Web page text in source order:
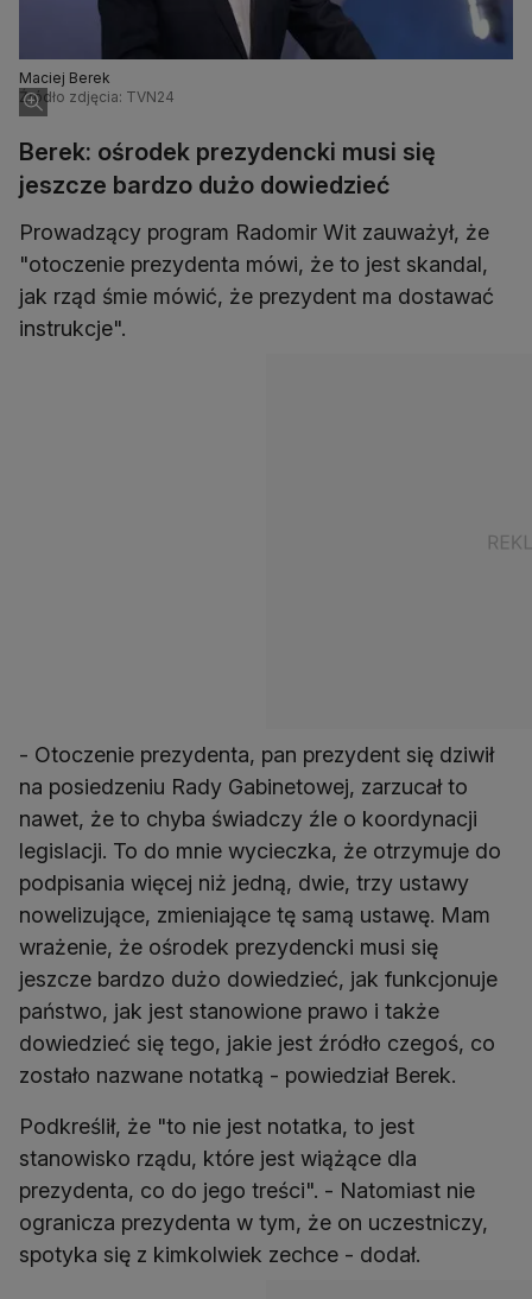
Maciej Berek
Źródło zdjęcia: TVN24
Berek: ośrodek prezydencki musi się
jeszcze bardzo dużo dowiedzieć
Prowadzący program Radomir Wit zauważył, że
"otoczenie prezydenta mówi, że to jest skandal,
jak rząd śmie mówić, że prezydent ma dostawać
instrukcje".
- Otoczenie prezydenta, pan prezydent się dziwił
na posiedzeniu Rady Gabinetowej, zarzucał to
nawet, że to chyba świadczy źle o koordynacji
legislacji. To do mnie wycieczka, że otrzymuje do
podpisania więcej niż jedną, dwie, trzy ustawy
nowelizujące, zmieniające tę samą ustawę. Mam
wrażenie, że ośrodek prezydencki musi się
jeszcze bardzo dużo dowiedzieć, jak funkcjonuje
państwo, jak jest stanowione prawo i także
dowiedzieć się tego, jakie jest źródło czegoś, co
zostało nazwane notatką - powiedział Berek.
Podkreślił, że "to nie jest notatka, to jest
stanowisko rządu, które jest wiążące dla
prezydenta, co do jego treści". - Natomiast nie
ogranicza prezydenta w tym, że on uczestniczy,
spotyka się z kimkolwiek zechce - dodał.